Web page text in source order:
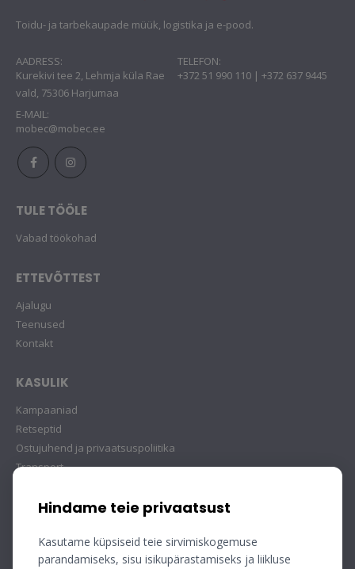
Toidu- ja tarbekaupade müük, logistika ja e-pood.
AADRESS:
Kurekivi tee 2, Lehmja küla Rae
vald, 75306 Harjumaa
TELEFON:
+372 51 990 110 | +372 637 9445
E-MAIL:
mobec@mobec.ee
TULE TÖÖLE
Vabad töökohad
ETTEVÕTTEST
Ajalugu
Teenused
Kontakt
KASULIK
Kampaaniad
Retseptid
Ostujuhend ja privaatsuspoliitika
Transport
Hindame teie privaatsust
Kasutame küpsiseid teie sirvimiskogemuse
parandamiseks, sisu isikupärastamiseks ja liikluse